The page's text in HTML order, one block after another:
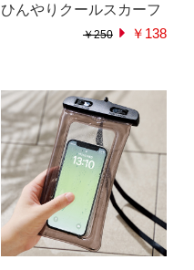
ひんやりクールスカーフ
￥250 ￥138